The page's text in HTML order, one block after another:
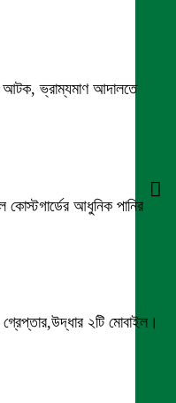
আটক, ভ্রাম্যমাণ আদালতে
আধুনিক পানির
২টি মোবাইল।